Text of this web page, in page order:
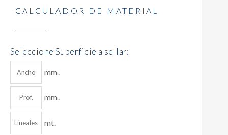
CALCULADOR DE MATERIAL
Seleccione Superficie a sellar:
mm.
mm.
mt.